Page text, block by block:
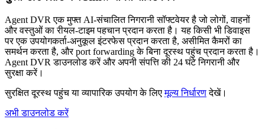
Agent DVR एक मुफ्त AI-संचालित निगरानी सॉफ्टवेयर है जो लोगों, वाहनों
और वस्तुओं का रीयल-टाइम पहचान प्रदान करता है। यह किसी भी डिवाइस
पर एक उपयोगकर्ता-अनुकूल इंटरफेस प्रदान करता है, असीमित कैमरों का
समर्थन करता है, और port forwarding के बिना दूरस्थ पहुंच प्रदान करता है।
Agent DVR डाउनलोड करें और अपनी संपत्ति की 24 घंटे निगरानी और
सुरक्षा करें।
सुरक्षित दूरस्थ पहुंच या व्यापारिक उपयोग के लिएमूल्य निर्धारणदेखें।
अभी डाउनलोड करें